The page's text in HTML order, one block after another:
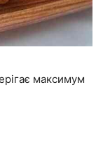
максимум